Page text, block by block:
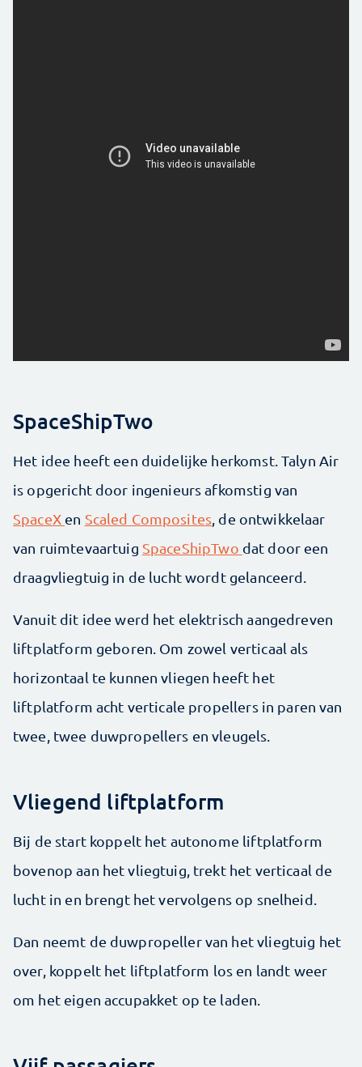
SpaceShipTwo
Het idee heeft een duidelijke herkomst. Talyn Air
is opgericht door ingenieurs afkomstig van
SpaceX en Scaled Composites , de ontwikkelaar
van ruimtevaartuig SpaceShipTwo dat door een
draagvliegtuig in de lucht wordt gelanceerd.
Vanuit dit idee werd het elektrisch aangedreven
liftplatform geboren. Om zowel verticaal als
horizontaal te kunnen vliegen heeft het
liftplatform acht verticale propellers in paren van
twee, twee duwpropellers en vleugels.
Vliegend liftplatform
Bij de start koppelt het autonome liftplatform
bovenop aan het vliegtuig, trekt het verticaal de
lucht in en brengt het vervolgens op snelheid.
Dan neemt de duwpropeller van het vliegtuig het
over, koppelt het liftplatform los en landt weer
om het eigen accupakket op te laden.